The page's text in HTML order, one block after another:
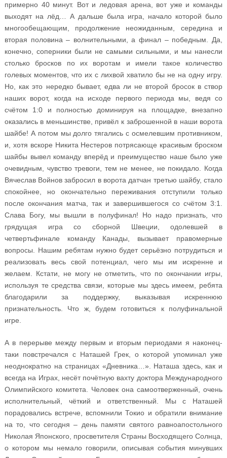
примерно 40 минут. Вот и ледовая арена, вот уже и команды
выходят на лёд… А дальше была игра, начало которой было
многообещающим, продолжение неожиданным, середина и
вторая половина – волнительными, а финал – победным. Да,
конечно, соперники были не самыми сильными, и мы нанесли
столько бросков по их воротам и имели такое количество
голевых моментов, что их с лихвой хватило бы не на одну игру.
Но, как это нередко бывает, едва ли не второй бросок в створ
наших ворот, когда на исходе первого периода мы, ведя со
счётом 1:0 и полностью доминируя на площадке, внезапно
оказались в меньшинстве, привёл к заброшенной в наши ворота
шайбе! А потом мы долго тягались с осмелевшим противником,
и, хотя вскоре Никита Нестеров потрясающе красивым броском
шайбы вывел команду вперёд и преимущество наше было уже
очевидным, чувство тревоги, тем не менее, не покидало. Когда
Вячеслав Войнов забросил в ворота датчан третью шайбу, стало
спокойнее, но окончательно переживания отступили только
после окончания матча, так и завершившегося со счётом 3:1.
Слава Богу, мы вышли в полуфинал! Но надо признать, что
грядущая игра со сборной Швеции, одолевшей в
четвертьфинале команду Канады, вызывает правомерные
вопросы. Нашим ребятам нужно будет серьёзно потрудиться и
реализовать весь свой потенциал, чего мы им искренне и
желаем. Кстати, не могу не отметить, что по окончании игры,
используя те средства связи, которые мы здесь имеем, ребята
благодарили за поддержку, выказывая искреннюю
признательность. Что ж, будем готовиться к полуфинальной
игре.
А в перерыве между первым и вторым периодами я наконец-
таки повстречался с Наташей Грек, о которой упоминал уже
неоднократно на страницах «Дневника…». Наташа здесь, как и
всегда на Играх, несёт почётную вахту доктора Международного
Олимпийского комитета. Человек она самоотверженный, очень
исполнительный, чёткий и ответственный. Мы с Наташей
порадовались встрече, вспомнили Токио и обратили внимание
на то, что сегодня – день памяти святого равноапостольного
Николая Японского, просветителя Страны Восходящего Солнца,
о котором мы немало говорили, описывая события минувших